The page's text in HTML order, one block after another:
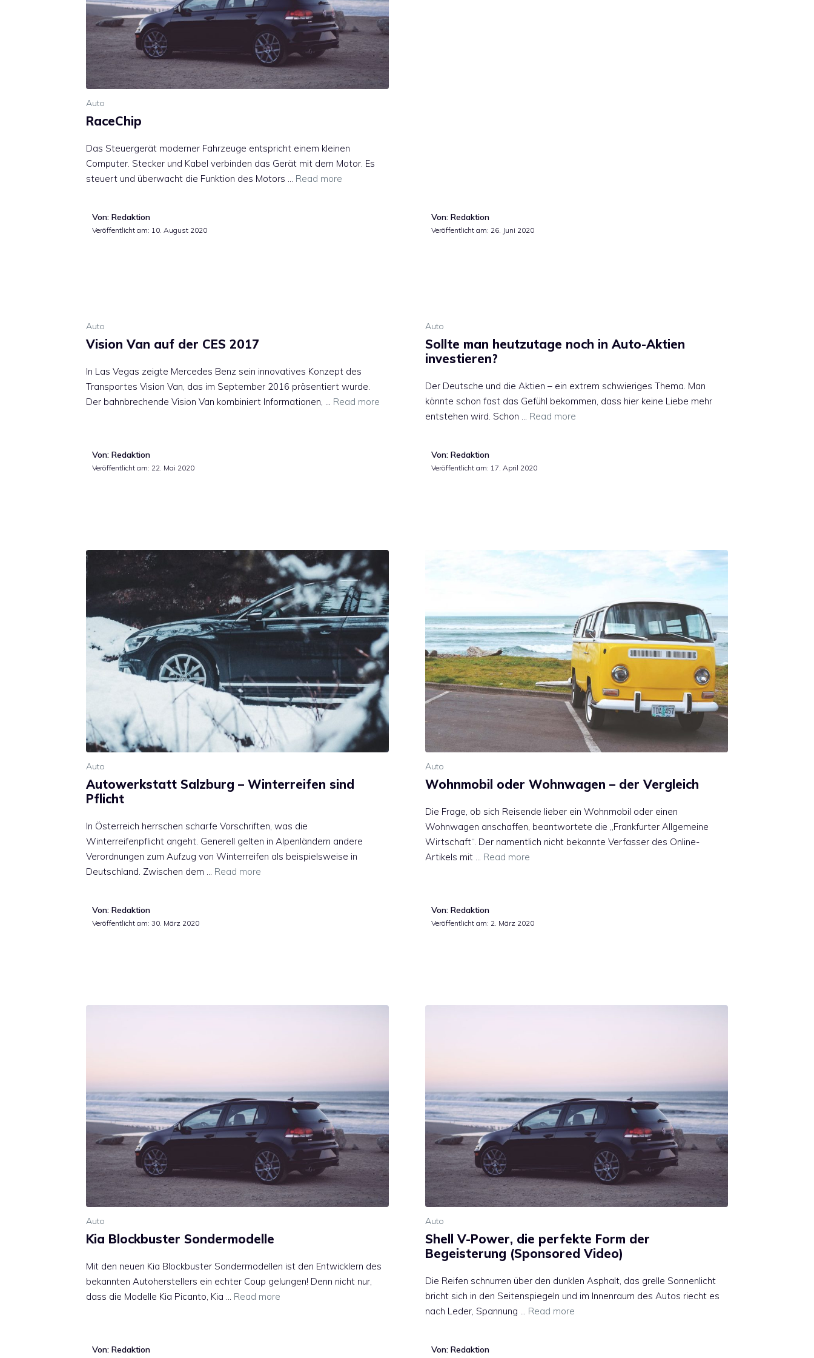
Auto
RaceChip
Das Steuergerät moderner Fahrzeuge entspricht einem kleinen
Computer. Stecker und Kabel verbinden das Gerät mit dem Motor. Es
steuert und überwacht die Funktion des Motors … Read more
Von: Redaktion
Veröffentlicht am: 10. August 2020
Von: Redaktion
Veröffentlicht am: 26. Juni 2020
Auto
Vision Van auf der CES 2017
In Las Vegas zeigte Mercedes Benz sein innovatives Konzept des
Transportes Vision Van, das im September 2016 präsentiert wurde.
Der bahnbrechende Vision Van kombiniert Informationen, … Read more
Von: Redaktion
Veröffentlicht am: 22. Mai 2020
Auto
Sollte man heutzutage noch in Auto-Aktien
investieren?
Der Deutsche und die Aktien – ein extrem schwieriges Thema. Man
könnte schon fast das Gefühl bekommen, dass hier keine Liebe mehr
entstehen wird. Schon … Read more
Von: Redaktion
Veröffentlicht am: 17. April 2020
Auto
Autowerkstatt Salzburg – Winterreifen sind
Pflicht
In Österreich herrschen scharfe Vorschriften, was die
Winterreifenpflicht angeht. Generell gelten in Alpenländern andere
Verordnungen zum Aufzug von Winterreifen als beispielsweise in
Deutschland. Zwischen dem … Read more
Von: Redaktion
Veröffentlicht am: 30. März 2020
Auto
Wohnmobil oder Wohnwagen – der Vergleich
Die Frage, ob sich Reisende lieber ein Wohnmobil oder einen
Wohnwagen anschaffen, beantwortete die „Frankfurter Allgemeine
Wirtschaft“. Der namentlich nicht bekannte Verfasser des Online-
Artikels mit … Read more
Von: Redaktion
Veröffentlicht am: 2. März 2020
Auto
Kia Blockbuster Sondermodelle
Mit den neuen Kia Blockbuster Sondermodellen ist den Entwicklern des
bekannten Autoherstellers ein echter Coup gelungen! Denn nicht nur,
dass die Modelle Kia Picanto, Kia … Read more
Von: Redaktion
Auto
Shell V-Power, die perfekte Form der
Begeisterung (Sponsored Video)
Die Reifen schnurren über den dunklen Asphalt, das grelle Sonnenlicht
bricht sich in den Seitenspiegeln und im Innenraum des Autos riecht es
nach Leder, Spannung … Read more
Von: Redaktion